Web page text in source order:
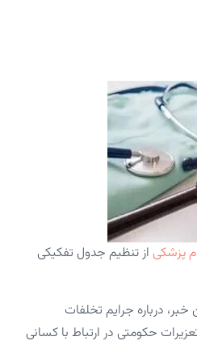
پزشکی از تنظیم جدول تفکیکی
درباره جرایم تخلفات
حکومتی در ارتباط با کسانی